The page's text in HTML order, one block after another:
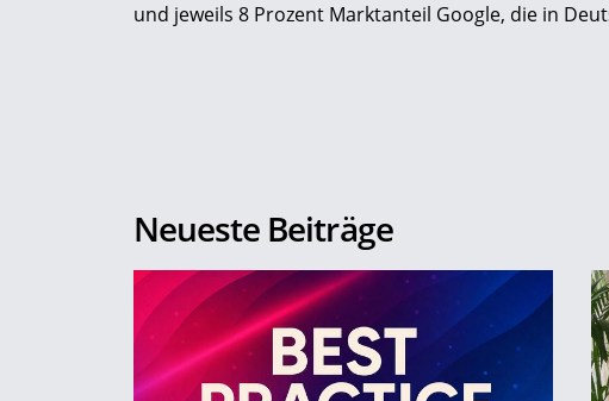
und jeweils 8 Prozent Marktanteil Google, die in
Neueste Beiträge